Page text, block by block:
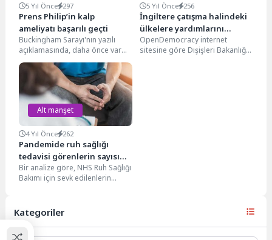
5 Yıl Önce 297
Prens Philip’in kalp
ameliyatı başarılı geçti
Buckingham Sarayı'nın yazılı
açıklamasında, daha önce var
olan kalp hastalığı nedeniyle
yapılan ameliyatın, Prens
Philip'in...
5 Yıl Önce 256
İngiltere çatışma halindeki
ülkelere yardımlarını
azaltacak
OpenDemocracy internet
sitesine göre Dışişleri Bakanlığı
Alt manşet
4 Yıl Önce 262
Pandemide ruh sağlığı
tedavisi görenlerin sayısı
rekor seviyeye ulaştı
Bir analize göre, NHS Ruh Sağlığı
Bakımı için sevk edilenlerin
Kategoriler